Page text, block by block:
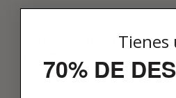
ENCUENTRA LO QUE TE
GUSTA
Explora más de 600 fragancias
Tienes
70% DE